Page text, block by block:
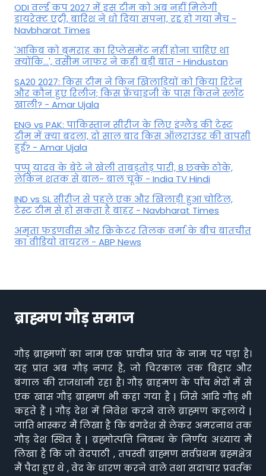
ODI वर्ल्ड कप 2027 में इस टीम को अब नहीं मिलेगी
डायरेक्ट एंट्री, बारिश ने धो दिया सपना, रद्द हो गया मैच -
Navbharat Times
'आकिब को बुमराह का रिप्लेसमेंट नहीं होना चाहिए था
क्योंकि...', वसीम जाफर ने कही बड़ी बात - Hindustan
SA20 2027: किस टीम ने किन खिलाड़ियों को किया रिटेन
और कौन हुए रिलीज; किस फ्रेंचाइजी के पास कितने स्लॉट
खाली? - Amar Ujala
ENG vs PAK: पाकिस्तान सीरीज के लिए इंग्लैंड की टेस्ट
टीम में क्या बदला, दो साल बाद किस ऑलराउंडर की वापसी
हुई? - Amar Ujala
पप्पू यादव के बेटे ने खेली ताबड़तोड़ पारी, 8 छक्के ठोके,
लेकिन शतक से बाल- बाल चूके - India TV Hindi
IND vs SL सीरीज से पहले एक और खिलाड़ी हुआ चोटिल,
टेस्ट टीम से हो सकता है बाहर - Navbharat Times
अमृता फडणवीस और क्रिकेटर तिलक वर्मा के बीच बातचीत
का वीडियो वायरल - ABP News
ब्राह्मण गौड़ समाज
गौड़ ब्राह्मणों का नाम एक प्राचीन प्रांत के नाम पर पड़ा है।
यह प्रांत अब गौड़ नगर है, जो चिरकाल तक बिहार और
बंगाल की राजधानी रहा है। गौड़ ब्राहमण के पाँच भेदों में से
एक खास गौड़ ब्राह्मण भी कहा गया है | जिसे आदि गौड़ भी
कहते हैं | गौड़ देश में निवेश करने वाले ब्राह्मण कहलाये |
जाति भास्कर मैं लिखा है कि बंगदेश से लेकर अमरनाथ तक
गौड़ देश स्थित है | ब्रह्मोत्पत्ति निबन्ध के निर्णय अध्याय मैं
लिखा है कि जो वेदपाठी , तपस्वी ब्राह्मण सर्वप्रथम ब्रह्मक्षेत्र
मैं पैदा हुए थे , वेद के धारण करने वाले तथा सदाचार प्रवर्तक